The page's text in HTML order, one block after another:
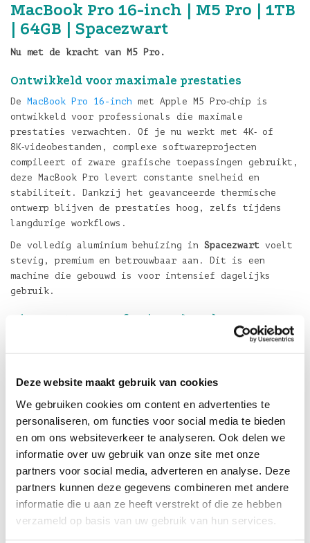
Deze website maakt gebruik van cookies
We gebruiken cookies om content en advertenties te
personaliseren, om functies voor social media te bieden
en om ons websiteverkeer te analyseren. Ook delen we
informatie over uw gebruik van onze site met onze
partners voor social media, adverteren en analyse. Deze
partners kunnen deze gegevens combineren met andere
informatie die u aan ze heeft verstrekt of die ze hebben
verzameld op basis van uw gebruik van hun services.
MacBook Pro 16-inch | M5 Pro | 1TB
| 64GB | Spacezwart
Nu met de kracht van M5 Pro.
Ontwikkeld voor maximale prestaties
De MacBook Pro 16-inch met Apple M5 Pro‑chip is
ontwikkeld voor professionals die maximale
prestaties verwachten. Of je nu werkt met 4K‑ of
8K‑videobestanden, complexe softwareprojecten
compileert of zware grafische toepassingen gebruikt,
deze MacBook Pro levert constante snelheid en
stabiliteit. Dankzij het geavanceerde thermische
ontwerp blijven de prestaties hoog, zelfs tijdens
langdurige workflows.
De volledig aluminium behuizing in Spacezwart voelt
stevig, premium en betrouwbaar aan. Dit is een
machine die gebouwd is voor intensief dagelijks
gebruik.
Uitgerust voor professioneel werken
beschikt over1TB
SSD‑opslagen64GB centraal geheugen. Dat betekent
meer dan genoeg ruimte voor grote projecten,
mediabestanden en professionele workflows.
DeApple M5 Pro‑chip met 18‑core CPU en 20‑core GPU
biedt indrukwekkende prestaties voor videobewerking,
softwareontwikkeling, 3D‑werk en andere veeleisende
taken.
Klaar voor de toekomst
Met deM5 Pro‑chipis MacBook Pro volledig klaar